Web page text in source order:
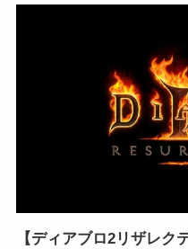
【ディアブロ2リザレク